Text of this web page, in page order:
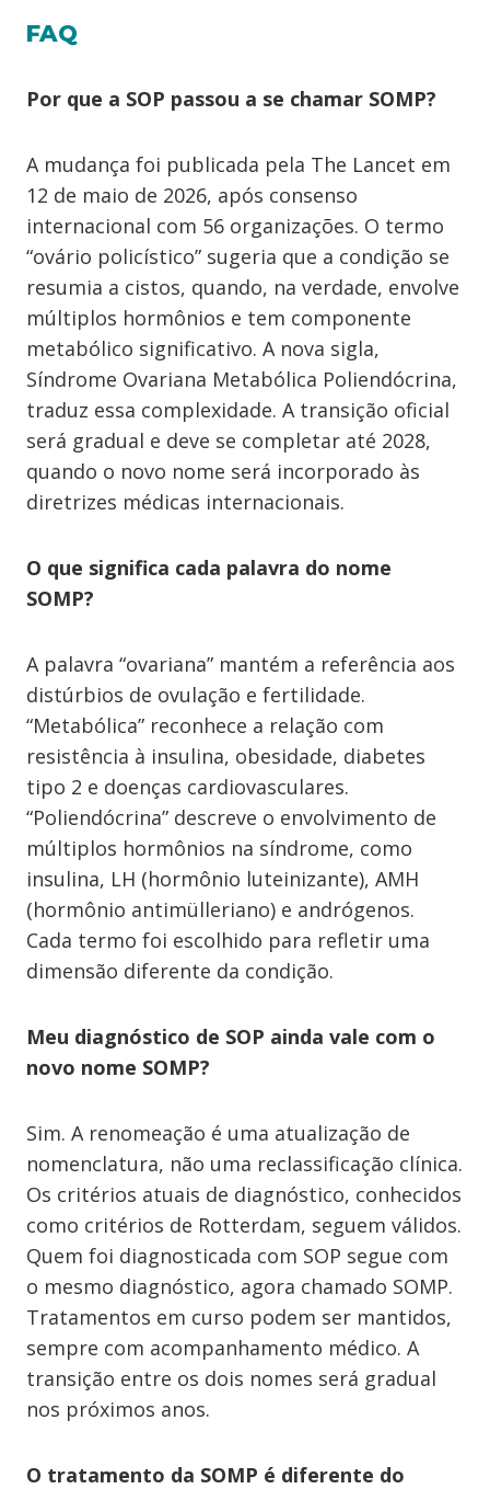
FAQ
Por que a SOP passou a se chamar SOMP?
A mudança foi publicada pela The Lancet em
12 de maio de 2026, após consenso
internacional com 56 organizações. O termo
“ovário policístico” sugeria que a condição se
resumia a cistos, quando, na verdade, envolve
múltiplos hormônios e tem componente
metabólico significativo. A nova sigla,
Síndrome Ovariana Metabólica Poliendócrina,
traduz essa complexidade. A transição oficial
será gradual e deve se completar até 2028,
quando o novo nome será incorporado às
diretrizes médicas internacionais.
O que significa cada palavra do nome
SOMP?
A palavra “ovariana” mantém a referência aos
distúrbios de ovulação e fertilidade.
“Metabólica” reconhece a relação com
resistência à insulina, obesidade, diabetes
tipo 2 e doenças cardiovasculares.
“Poliendócrina” descreve o envolvimento de
múltiplos hormônios na síndrome, como
insulina, LH (hormônio luteinizante), AMH
(hormônio antimülleriano) e andrógenos.
Cada termo foi escolhido para refletir uma
dimensão diferente da condição.
Meu diagnóstico de SOP ainda vale com o
novo nome SOMP?
Sim. A renomeação é uma atualização de
nomenclatura, não uma reclassificação clínica.
Os critérios atuais de diagnóstico, conhecidos
como critérios de Rotterdam, seguem válidos.
Quem foi diagnosticada com SOP segue com
o mesmo diagnóstico, agora chamado SOMP.
Tratamentos em curso podem ser mantidos,
sempre com acompanhamento médico. A
transição entre os dois nomes será gradual
nos próximos anos.
O tratamento da SOMP é diferente do